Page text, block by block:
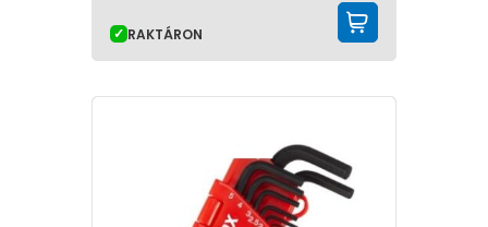
RAKTÁRON